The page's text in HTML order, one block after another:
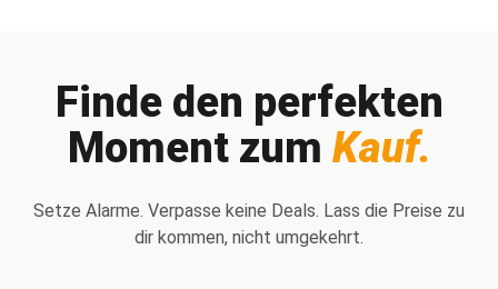
Finde den perfekten
Moment zum Kauf.
Setze Alarme. Verpasse keine Deals. Lass die Preise zu
dir kommen, nicht umgekehrt.